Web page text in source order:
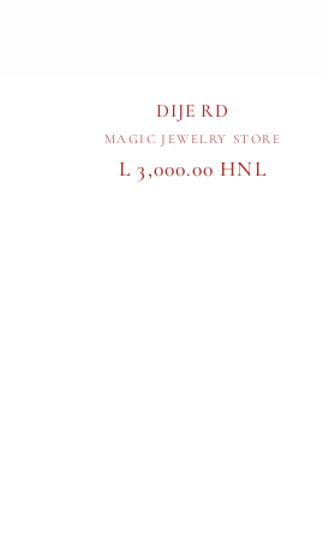
DIJE RD
Proveedor:
MAGIC JEWELRY STORE
Precio
L 3,000.00 HNL